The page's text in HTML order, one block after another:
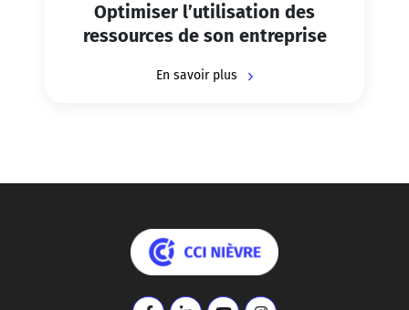
Optimiser l’utilisation des
ressources de son entreprise
En savoir plus